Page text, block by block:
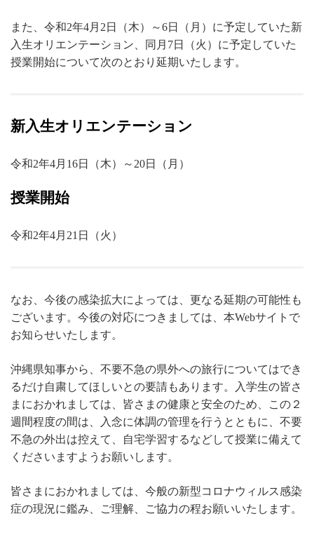
また、令和2年4月2日（木）～6日（月）に予定していた新
入生オリエンテーション、同月7日（火）に予定していた
授業開始について次のとおり延期いたします。
新入生オリエンテーション
令和2年4月16日（木）～20日（月）
授業開始
令和2年4月21日（火）
なお、今後の感染拡大によっては、更なる延期の可能性も
ございます。今後の対応につきましては、本Webサイトで
お知らせいたします。
沖縄県知事から、不要不急の県外への旅行についてはでき
るだけ自粛してほしいとの要請もあります。入学生の皆さ
まにおかれましては、皆さまの健康と安全のため、この２
週間程度の間は、入念に体調の管理を行うとともに、不要
不急の外出は控えて、自宅学習するなどして授業に備えて
くださいますようお願いします。
皆さまにおかれましては、今般の新型コロナウィルス感染
症の現況に鑑み、ご理解、ご協力の程お願いいたします。